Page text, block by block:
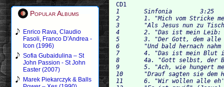
Popular Albums
Enrico Rava, Claudio
Fasoli, Franco D'Andrea -
Icon (1996)
Sofia Gubaidulina – St
John Passion - St John
Easter (2007)
Marek Piekarczyk & Balls
CD1
1 	Sinfonia	3:25
2 	1. "Mich vom Stricke meiner Sünden zu entbinden"	5:41
3 	"Als Jesus nun zu Tische saß" (Evangelist)	0:37
4 	2. "Das ist mein Leib: kommt, nehmet, esset" (Jesus)	1:21
5 	3. "Der Gott, dem alle Himmelskreise" (Tochter Zion)	2:42
6 	"Und bald hernach nahm er den Kelch" (Evangelist)	0:21
7 	4. "Das ist mein Blut im neuen Testament" (Jesus)	1:16
8 	4a. "Gott selbst, der Brunnquell alles Guten" (Tochter Zion)	2:49
9 	5. "Ach, wie hungert mein Gemüte"	1:56
10 	"Drauf sagten sie dem Höchsten Dank" (Evangelist)	0:40
11 	6. "Wir wollen alle eh' erblassen"	0:42